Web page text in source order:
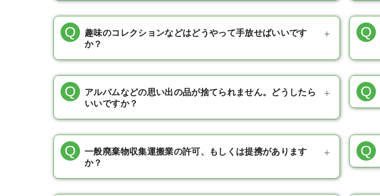
趣味のコレクションなどはどうやって手放せばいいです
か？
アルバムなどの思い出の品が捨てられません。どうしたら
いいですか？
一般廃棄物収集運搬業の許可、もしくは提携があります
か？